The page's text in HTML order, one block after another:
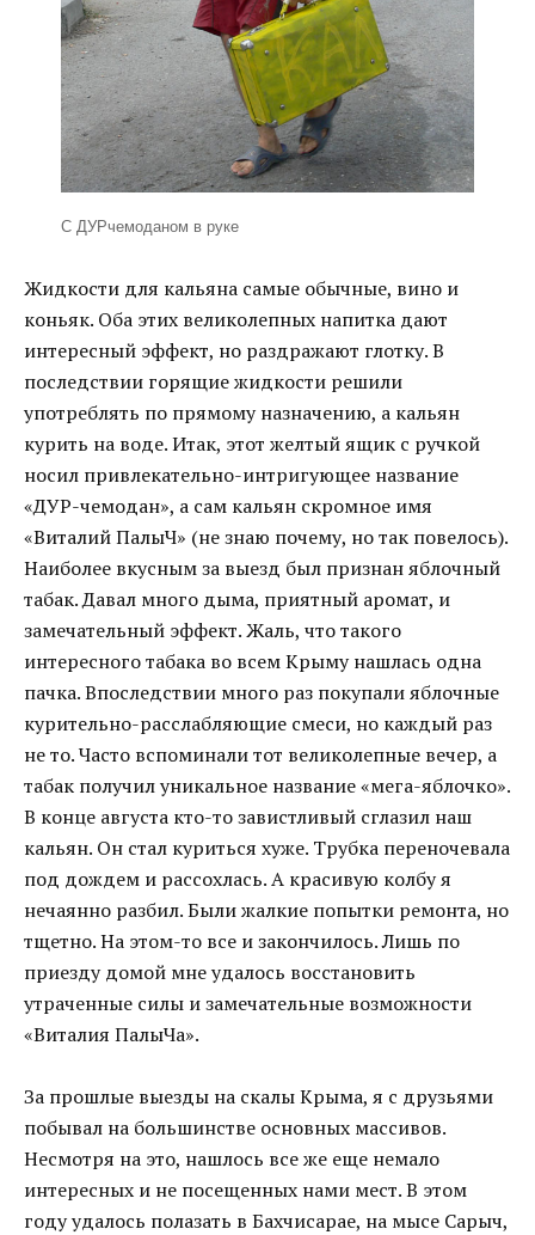
С ДУРчемоданом в руке
Жидкости для кальяна самые обычные, вино и
коньяк. Оба этих великолепных напитка дают
интересный эффект, но раздражают глотку. В
последствии горящие жидкости решили
употреблять по прямому назначению, а кальян
курить на воде. Итак, этот желтый ящик с ручкой
носил привлекательно-интригующее название
«ДУР-чемодан», а сам кальян скромное имя
«Виталий ПалыЧ» (не знаю почему, но так повелось).
Наиболее вкусным за выезд был признан яблочный
табак. Давал много дыма, приятный аромат, и
замечательный эффект. Жаль, что такого
интересного табака во всем Крыму нашлась одна
пачка. Впоследствии много раз покупали яблочные
курительно-расслабляющие смеси, но каждый раз
не то. Часто вспоминали тот великолепные вечер, а
табак получил уникальное название «мега-яблочко».
В конце августа кто-то завистливый сглазил наш
кальян. Он стал куриться хуже. Трубка переночевала
под дождем и рассохлась. А красивую колбу я
нечаянно разбил. Были жалкие попытки ремонта, но
тщетно. На этом-то все и закончилось. Лишь по
приезду домой мне удалось восстановить
утраченные силы и замечательные возможности
«Виталия ПалыЧа».
За прошлые выезды на скалы Крыма, я с друзьями
побывал на большинстве основных массивов.
Несмотря на это, нашлось все же еще немало
интересных и не посещенных нами мест. В этом
году удалось полазать в Бахчисарае, на мысе Сарыч,